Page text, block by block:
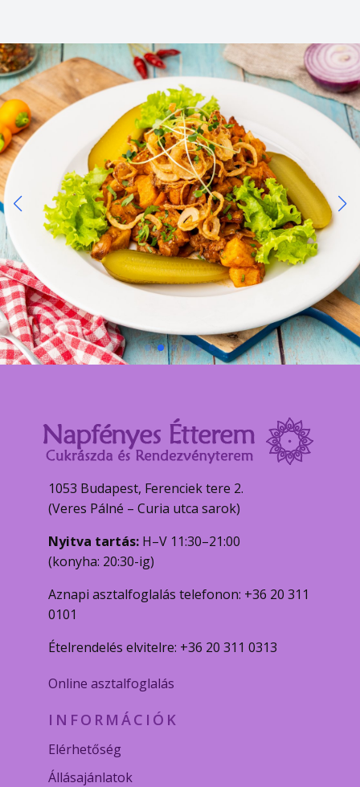
1053 Budapest, Ferenciek tere 2.
(Veres Pálné – Curia utca sarok)
Nyitva tartás: H–V 11:30–21:00
(konyha: 20:30-ig)
Aznapi asztalfoglalás telefonon: +36 20 311
0101
Ételrendelés elvitelre: +36 20 311 0313
Online asztalfoglalás
INFORMÁCIÓK
Elérhetőség
Állásajánlatok